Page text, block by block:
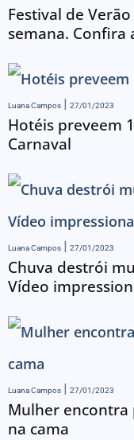
Festival de
semana. Confira
Luana Campos 27/01/2023
Hotéis preveem
Carnaval
Luana Campos 27/01/2023
Chuva destrói
Vídeo
Luana Campos 27/01/2023
Mulher encontra
na cama